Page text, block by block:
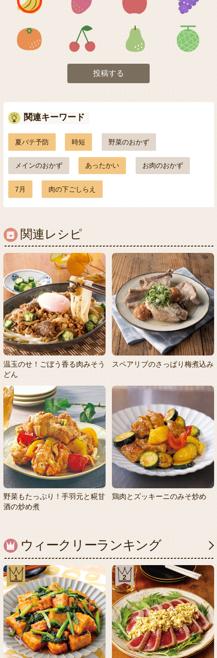
アイコン5 アイコン6 アイコン7
投稿する
関連キーワード
夏バテ予防 時短 野菜のおかず
メインのおかず あったかい お肉のおかず
7月 肉の下ごしらえ
関連レシピ
温玉のせ！ごぼう香る肉みそう
どん
スペアリブのさっぱり梅煮込み
野菜もたっぷり！手羽元と糀甘
酒の炒め煮
鶏肉とズッキーニのみそ炒め
ウィークリーランキング
1 2